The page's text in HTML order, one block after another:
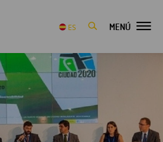
ES MENÚ